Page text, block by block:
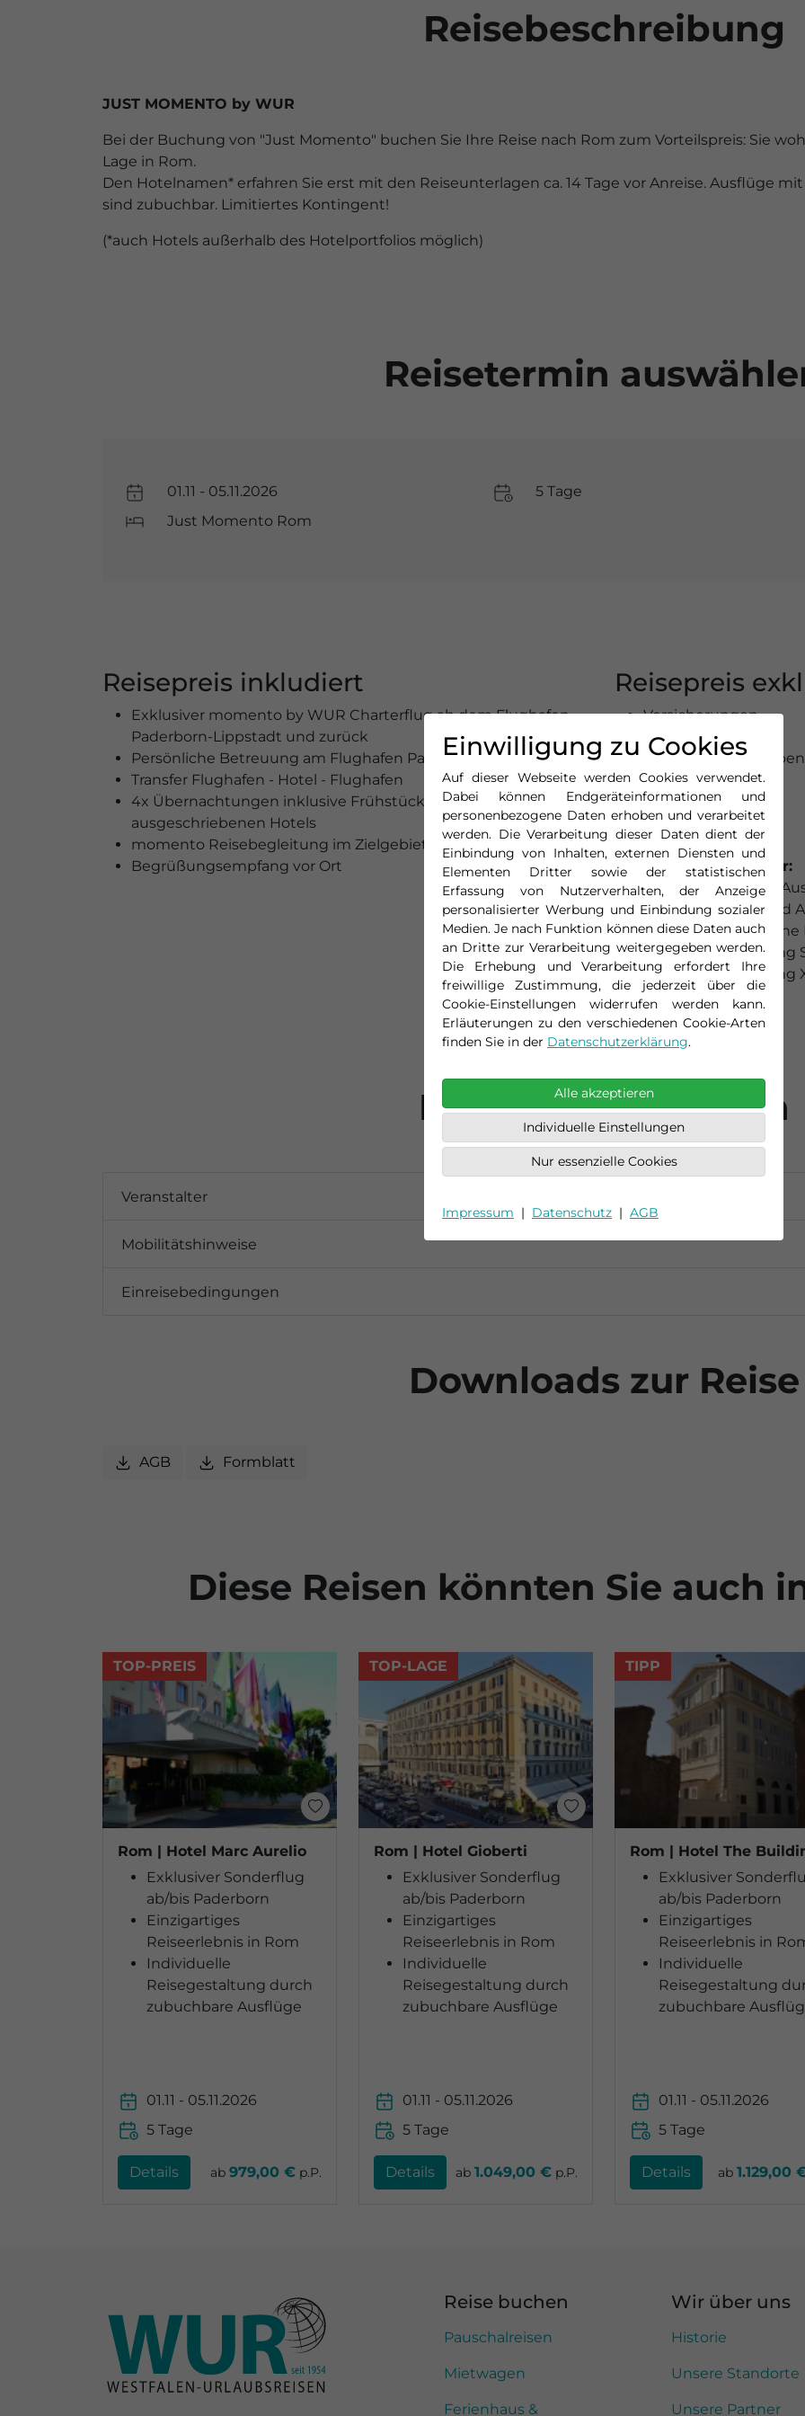
Reisebeschreibung
JUST MOMENTO by WUR
Bei der Buchung von "Just Momento" buchen Sie Ihre Reise nach Rom zum Vorteilspreis: Sie
Lage in Rom.
Den Hotelnamen* erfahren Sie erst mit den Reiseunterlagen ca. 14 Tage vor Anreise. Ausflüge
sind zubuchbar. Limitiertes Kontingent!
(*auch Hotels außerhalb des Hotelportfolios möglich)
Reisetermin
01.11 - 05.11.2026
5 Tage
Just Momento Rom
Reisepreis inkludiert
Exklusiver momento by WUR Charterflug ab dem Flughafen
Paderborn-Lippstadt und zurück
Persönliche Betreuung am Flughafen Paderborn
Transfer Flughafen - Hotel - Flughafen
4x Übernachtungen inklusive Frühstück in den
ausgeschriebenen Hotels
momento Reisebegleitung im Zielgebiet
Begrüßungsempfang vor Ort
Reisepreis
Versicherungen
Visagebühren
Persönliche Ausgaben
Getränke
Ausflüge
Trinkgelder
Zusätzlich buchbar:
Ausflugspaket mit
mit Petersdom" und
Ausflug "Vatikanische
Sitzplatzreservierung
Sitzplatzreservierung
Mietwagen
Reiseinformationen
Veranstalter
Mobilitätshinweise
Einreisebedingungen
Downloads zur Reise
AGB Formblatt
Diese Reisen könnten Sie auch
TOP-PREIS
Rom | Hotel Marc Aurelio
Exklusiver Sonderflug
ab/bis Paderborn
Einzigartiges
Reiseerlebnis in Rom
Individuelle
Reisegestaltung durch
zubuchbare Ausflüge
01.11 - 05.11.2026
5 Tage
Details ab 979,00 € p.P.
TOP-LAGE
Rom | Hotel Gioberti
Exklusiver Sonderflug
ab/bis Paderborn
Einzigartiges
Reiseerlebnis in Rom
Individuelle
Reisegestaltung durch
zubuchbare Ausflüge
01.11 - 05.11.2026
5 Tage
Details ab 1.049,00 € p.P.
TIPP
Rom | Hotel The
Exklusiver
ab/bis Paderborn
Einzigartiges
Reiseerlebnis in
Individuelle
Reisegestaltung
zubuchbare
01.11 - 05.11.2026
5 Tage
Details ab 1.129,00
Einwilligung zu Cookies
Auf dieser Webseite werden Cookies verwendet.
Dabei können Endgeräteinformationen und
personenbezogene Daten erhoben und verarbeitet
werden. Die Verarbeitung dieser Daten dient der
Einbindung von Inhalten, externen Diensten und
Elementen Dritter sowie der statistischen
Erfassung von Nutzerverhalten, der Anzeige
personalisierter Werbung und Einbindung sozialer
Medien. Je nach Funktion können diese Daten auch
an Dritte zur Verarbeitung weitergegeben werden.
Die Erhebung und Verarbeitung erfordert Ihre
freiwillige Zustimmung, die jederzeit über die
Cookie-Einstellungen widerrufen werden kann.
Erläuterungen zu den verschiedenen Cookie-Arten
finden Sie in der Datenschutzerklärung.
Alle akzeptieren
Individuelle Einstellungen
Nur essenzielle Cookies
Impressum | Datenschutz | AGB
Reise buchen
Pauschalreisen
Mietwagen
Ferienhaus &
Wir über uns
Historie
Unsere Standorte
Unsere Partner